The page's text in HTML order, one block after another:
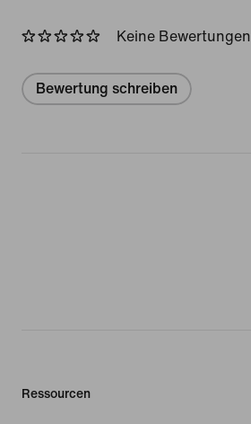
Keine Bewertungen
Bewertung schreiben
Ressourcen